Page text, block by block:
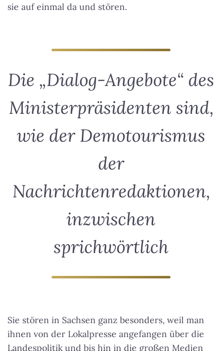
sie auf einmal da und stören.
Die „Dialog-Angebote“ des
Ministerpräsidenten sind,
wie der Demotourismus
der
Nachrichtenredaktionen,
inzwischen
sprichwörtlich
Sie stören in Sachsen ganz besonders, weil man
ihnen von der Lokalpresse angefangen über die
Landespolitik und bis hin in die großen Medien